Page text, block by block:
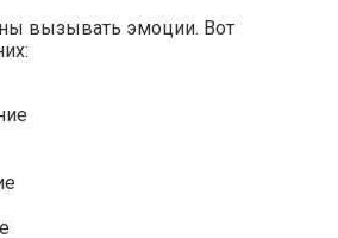
вызывать эмоции. Вот